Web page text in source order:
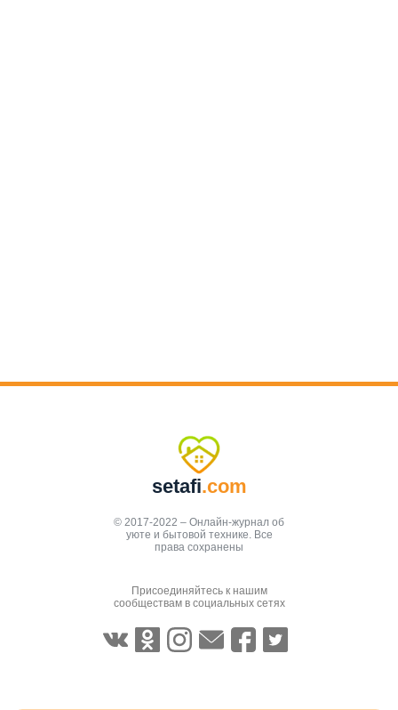
setafi.com
© 2017-2022 – Онлайн-журнал об
уюте и бытовой технике. Все
права сохранены
Присоединяйтесь к нашим
сообществам в социальных сетях